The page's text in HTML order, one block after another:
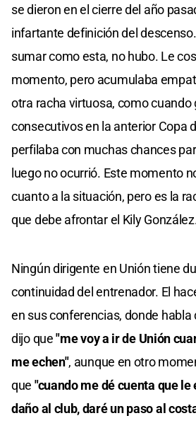
se dieron en el cierre del año
infartante definición del
sumar como esta, no hubo. Le
momento, pero acumulaba
otra racha virtuosa, como
consecutivos en la anterior Copa
perfilaba con muchas chances
luego no ocurrió. Este momento
cuanto a la situación, pero es la
que debe afrontar el Kily
Ningún dirigente en Unión tiene
continuidad del entrenador. El
en sus conferencias, donde habla
dijo que"me voy a ir de Unión
me echen", aunque en otro
que "cuando me dé cuenta que
daño al club, daré un paso al